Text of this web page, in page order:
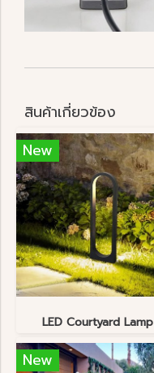
สินค้าเกี่ยวข้อง
New
LED Courtyard Lamp
New